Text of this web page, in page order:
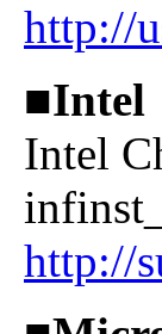
http://
■Intel
Intel
http://